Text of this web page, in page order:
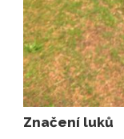
Značení luků